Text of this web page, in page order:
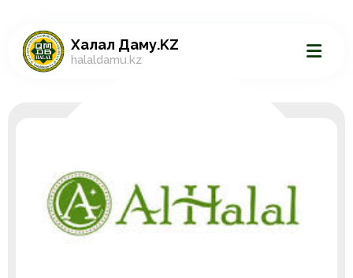
Халал Даму.KZ
halaldamu.kz